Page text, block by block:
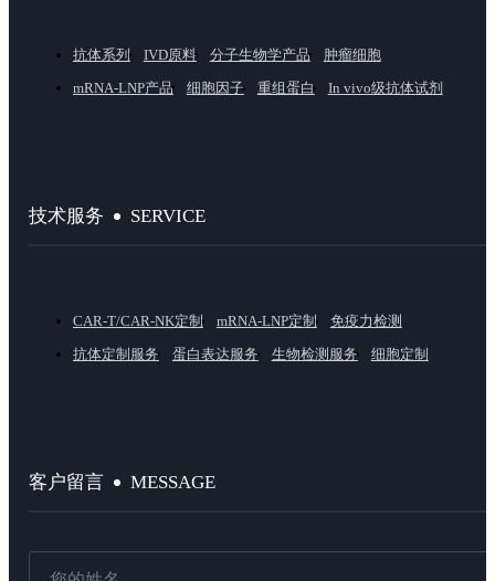
抗体系列 IVD原料 分子生物学产品
肿瘤细胞
mRNA-LNP产品
细胞因子 重组蛋白 In vivo级抗体试剂
技术服务 SERVICE
CAR-T/CAR-NK定制 mRNA-LNP定制
免疫力检测
抗体定制服务
蛋白表达服务 生物检测服务 细胞定制
客户留言 MESSAGE